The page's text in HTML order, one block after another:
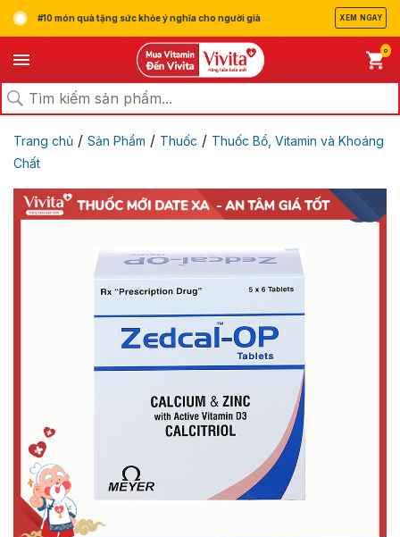
#10 món quà tặng sức khỏe ý nghĩa cho người già XEM NGAY
0
Trang chủ / Sản Phẩm / Thuốc / Thuốc Bổ, Vitamin và Khoáng
Chất